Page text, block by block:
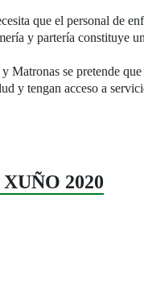
que el personal de
y partería constituye
se pretende
y tengan acceso a
2020